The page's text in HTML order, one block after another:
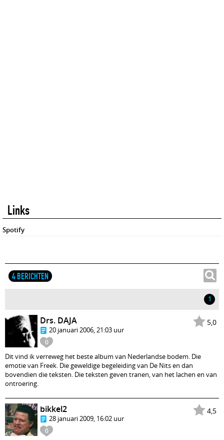
Links
Spotify
4 BERICHTEN
1
5,0
0
Drs. DAJA
20 januari 2006, 21:03 uur
Dit vind ik verreweg het beste album van Nederlandse bodem. Die
emotie van Freek. Die geweldige begeleiding van De Nits en dan
bovendien die teksten. Die teksten geven tranen, van het lachen en van
ontroering.
4,5
0
bikkel2
28 januari 2009, 16:02 uur